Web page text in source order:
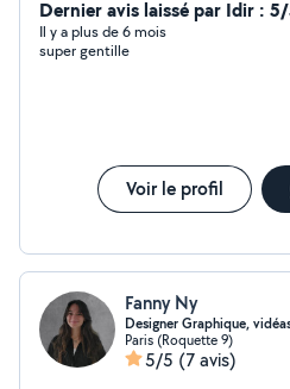
Résolution lenteur ordinateur -
informatique - Récupération
Résolution de problème
Dernier avis laissé par Idir :
Il y a plus de 6 mois
super gentille
Voir le profil
Fanny Ny
Designer Graphique,
Paris (Roquette 9)
5/5 (7 avis)